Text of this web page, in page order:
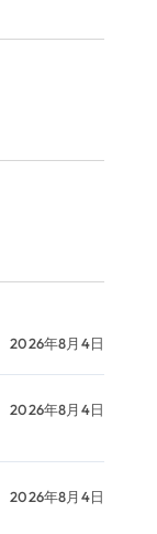
2026年8月4日
2026年8月4日
2026年8月4日